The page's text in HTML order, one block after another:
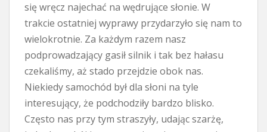
się wręcz najechać na wędrujące słonie. W
trakcie ostatniej wyprawy przydarzyło się nam to
wielokrotnie. Za każdym razem nasz
podprowadzający gasił silnik i tak bez hałasu
czekaliśmy, aż stado przejdzie obok nas.
Niekiedy samochód był dla słoni na tyle
interesujący, że podchodziły bardzo blisko.
Często nas przy tym straszyły, udając szarżę,